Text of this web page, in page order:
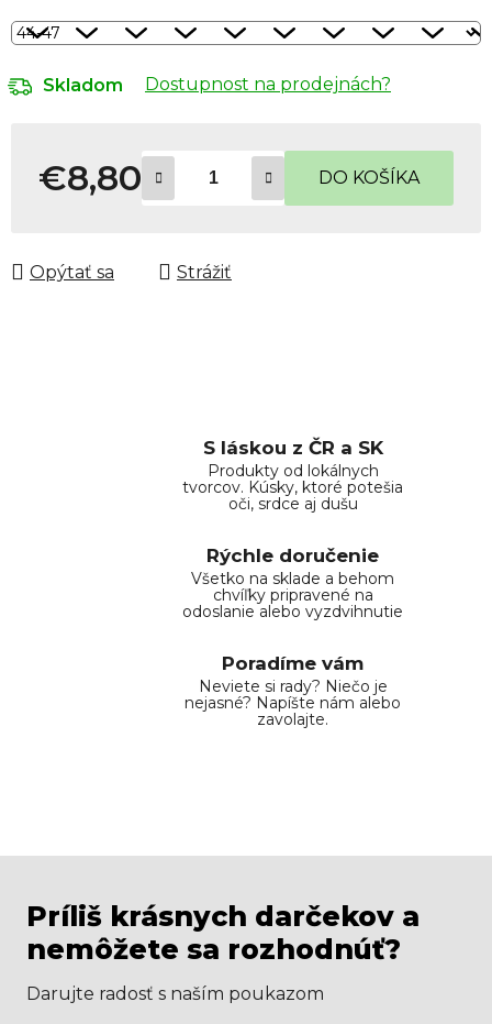
Skladom Dostupnost na prodejnách?
€8,80 DO KOŠÍKA
Opýtať sa Strážiť
S láskou z ČR a SK
Produkty od lokálnych
tvorcov. Kúsky, ktoré potešia
oči, srdce aj dušu
Rýchle doručenie
Všetko na sklade a behom
chvíľky pripravené na
odoslanie alebo vyzdvihnutie
Poradíme vám
Neviete si rady? Niečo je
nejasné? Napíšte nám alebo
zavolajte.
Príliš krásnych darčekov a
nemôžete sa rozhodnúť?
Darujte radosť s naším poukazom